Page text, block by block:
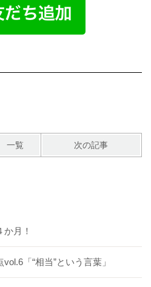
一覧 次の記事
月！
「“相当”という言葉」